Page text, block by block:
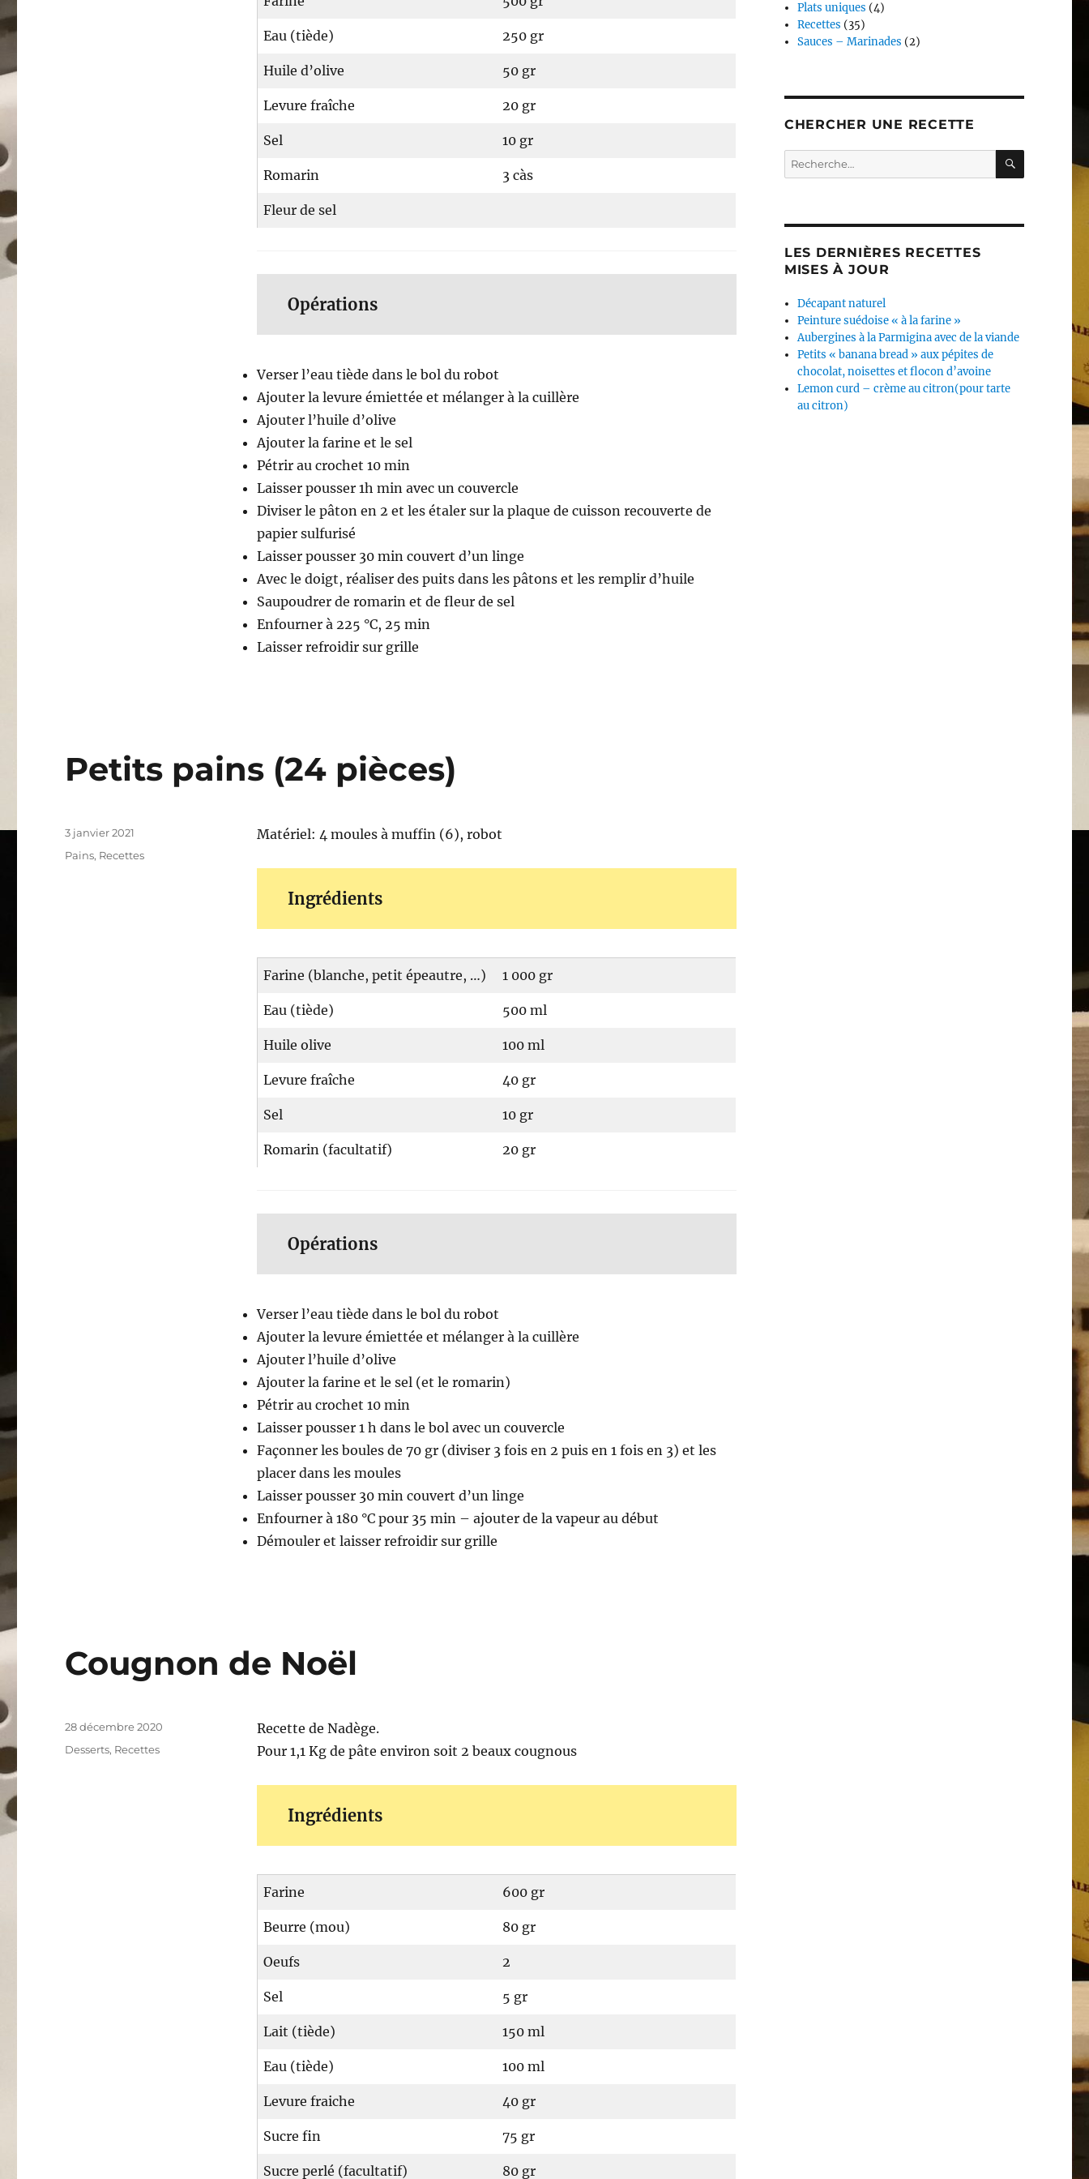
Eau (tiède) 250 gr
Huile d’olive 50 gr
Levure fraîche 20 gr
Sel 10 gr
Romarin 3 càs
Fleur de sel
Opérations
Verser l’eau tiède dans le bol du robot
Ajouter la levure émiettée et mélanger à la cuillère
Ajouter l’huile d’olive
Ajouter la farine et le sel
Pétrir au crochet 10 min
Laisser pousser 1h min avec un couvercle
Diviser le pâton en 2 et les étaler sur la plaque de cuisson recouverte de
papier sulfurisé
Laisser pousser 30 min couvert d’un linge
Avec le doigt, réaliser des puits dans les pâtons et les remplir d’huile
Saupoudrer de romarin et de fleur de sel
Enfourner à 225 °C, 25 min
Laisser refroidir sur grille
Petits pains (24 pièces)
Matériel: 4 moules à muffin (6), robot
Ingrédients
Farine (blanche, petit épeautre, …) 1 000 gr
Eau (tiède) 500 ml
Huile olive 100 ml
Levure fraîche 40 gr
Sel 10 gr
Romarin (facultatif) 20 gr
Opérations
Verser l’eau tiède dans le bol du robot
Ajouter la levure émiettée et mélanger à la cuillère
Ajouter l’huile d’olive
Ajouter la farine et le sel (et le romarin)
Pétrir au crochet 10 min
Laisser pousser 1 h dans le bol avec un couvercle
Façonner les boules de 70 gr (diviser 3 fois en 2 puis en 1 fois en 3) et les
placer dans les moules
Laisser pousser 30 min couvert d’un linge
Enfourner à 180 °C pour 35 min – ajouter de la vapeur au début
Démouler et laisser refroidir sur grille
Publié
le
3 janvier 2021
Catégories
Pains, Recettes
Cougnon de Noël
Recette de Nadège.
Pour 1,1 Kg de pâte environ soit 2 beaux cougnous
Ingrédients
Farine 600 gr
Beurre (mou) 80 gr
Oeufs 2
Sel 5 gr
Lait (tiède) 150 ml
Eau (tiède) 100 ml
Levure fraiche 40 gr
Sucre fin 75 gr
Sucre perlé (facultatif) 80 gr
Publié
le
28 décembre 2020
Catégories
Desserts, Recettes
Plats uniques (4)
Recettes (35)
Sauces – Marinades (2)
CHERCHER UNE RECETTE
Recherche
pour :
LES DERNIÈRES RECETTES
MISES À JOUR
Décapant naturel
Peinture suédoise « à la farine »
Aubergines à la Parmigina avec de la viande
Petits « banana bread » aux pépites de
chocolat, noisettes et flocon d’avoine
Lemon curd – crème au citron(pour tarte
au citron)